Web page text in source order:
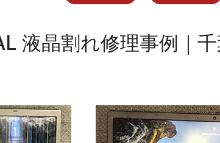
液晶割れ修理事例｜